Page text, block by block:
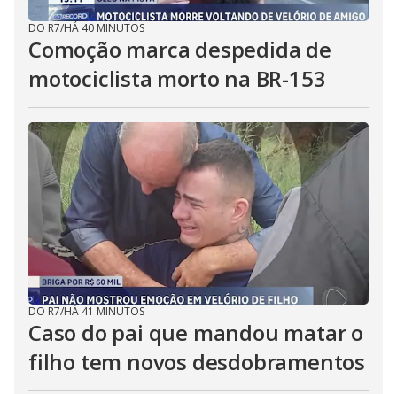
DO R7/HÁ 40 MINUTOS
Comoção marca despedida de
motociclista morto na BR-153
DO R7/HÁ 41 MINUTOS
Caso do pai que mandou matar o
filho tem novos desdobramentos